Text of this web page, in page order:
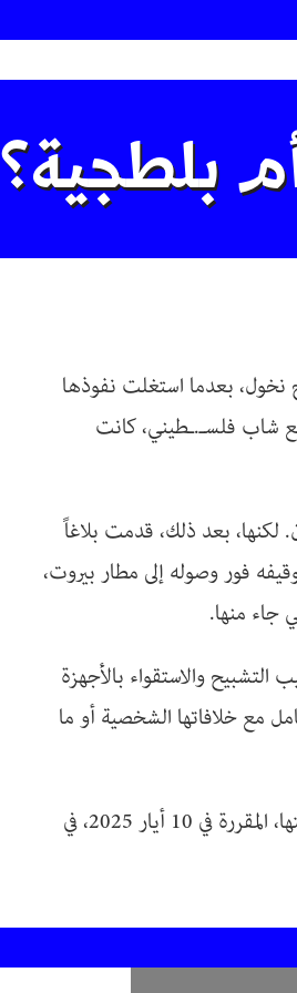
بلطجية؟
نخول، بعدما استغلت نفوذها
مع شاب فلسـ.ـطيني، كانت
لكنها، بعد ذلك، قدمت بلاغاً
فور وصوله إلى مطار بيروت،
جاء منها.
والاستقواء بالأجهزة
مع خلافاتها الشخصية أو ما
أمام هذا السلوك البلطجي المرفوض، ندعو إلى مقاطعة حفلتها، المقررة في 10 أيار 2025، في